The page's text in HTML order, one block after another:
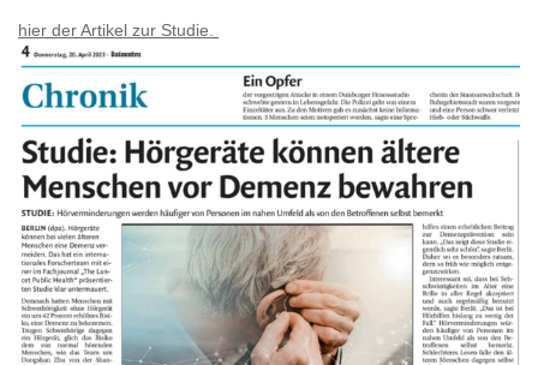
hier der Artikel zur Studie.